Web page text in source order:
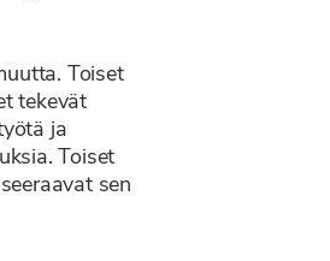
Toiset
tekevät
ja
Toiset
sen